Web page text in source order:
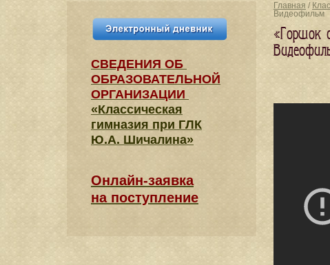
Главная /
Видеофильм
«Горшок
СВЕДЕНИЯ​ ОБ
ОБРАЗОВАТЕЛЬНОЙ
ОРГАНИЗАЦИИ
«Классическая
гимназия при ГЛК
Ю.А. Шичалина»
Онлайн-заявка
на поступление